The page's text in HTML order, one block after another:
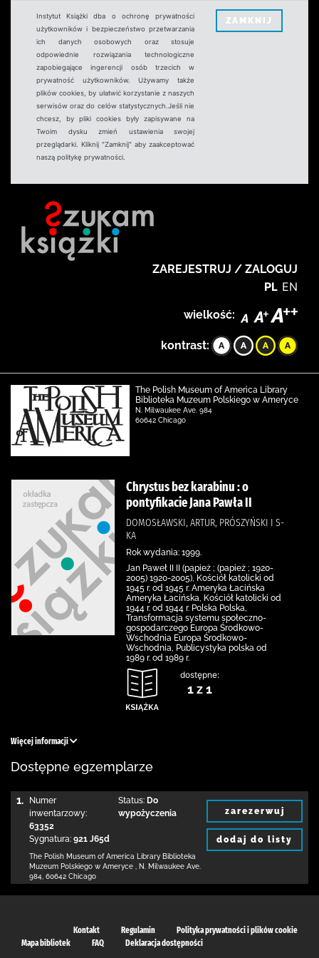
Instytut Książki dba o ochronę prywatności
użytkowników i bezpieczeństwo przetwarzania
ich danych osobowych oraz stosuje
odpowiednie rozwiązania technologiczne
zapobiegające ingerencji osób trzecich w
prywatność użytkowników. Używamy także
plików cookies, by ułatwić korzystanie z naszych
serwisów oraz do celów statystycznych.Jeśli nie
chcesz, by pliki cookies były zapisywane na
Twoim dysku zmień ustawienia swojej
przeglądarki. Kliknij "Zamknij" aby zaakceptować
naszą politykę prywatności.
ZAMKNIJ
ZAREJESTRUJ / ZALOGUJ
PL EN
wielkość:
kontrast:
The Polish Museum of America Library
Biblioteka Muzeum Polskiego w Ameryce
N. Milwaukee Ave. 984
60642 Chicago
Chrystus bez karabinu : o
pontyfikacie Jana Pawła II
DOMOSŁAWSKI, ARTUR, PRÓSZYŃSKI I S-
KA
Rok wydania: 1999.
Jan Paweł II II (papież ; (papież ; 1920-
2005) 1920-2005), Kościół katolicki od
1945 r. od 1945 r. Ameryka Łacińska
Ameryka Łacińska, Kościół katolicki od
1944 r. od 1944 r. Polska Polska,
Transformacja systemu społeczno-
gospodarczego Europa Środkowo-
Wschodnia Europa Środkowo-
Wschodnia, Publicystyka polska od
1989 r. od 1989 r.
dostępne:
1 z 1
Więcej informacji
Dostępne egzemplarze
1.
Numer
inwentarzowy:
63352
Sygnatura: 921 J65d
Status: Do
wypożyczenia
The Polish Museum of America Library Biblioteka
Muzeum Polskiego w Ameryce
N. Milwaukee Ave.
984 60642 Chicago
zarezerwuj
dodaj do listy
Kontakt Regulamin
Polityka prywatności i plików cookie
Mapa bibliotek
FAQ Deklaracja dostępności